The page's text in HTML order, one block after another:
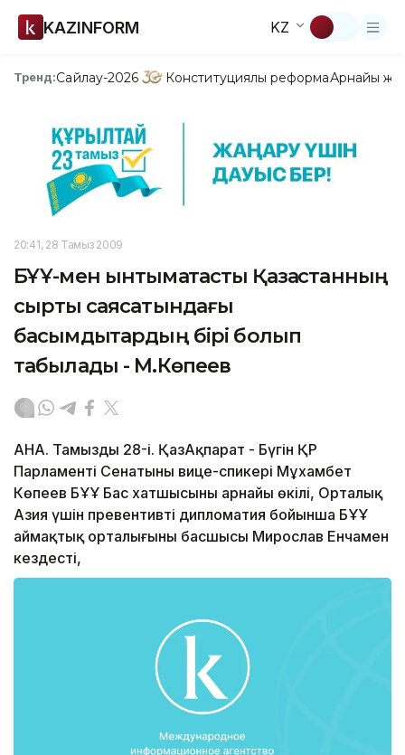
KAZINFORM KZ
Тренд:Сайлау-2026 Конституциялық реформаАрнайы
20:41, 28 Тамыз 2009
БҰҰ-мен ынтымақтастық Қазақстанның
сыртқы саясатындағы
басымдықтардың бірі болып
табылады - М.Көпеев
АНА. Тамыздың 28-і. ҚазАқпарат - Бүгін ҚР
Парламенті Сенатының вице-спикері Мұхамбет
Көпеев БҰҰ Бас хатшысының арнайы өкілі, Орталық
Азия үшін превентивті дипломатия бойынша БҰҰ
аймақтық орталығының басшысы Мирослав Енчамен
кездесті,